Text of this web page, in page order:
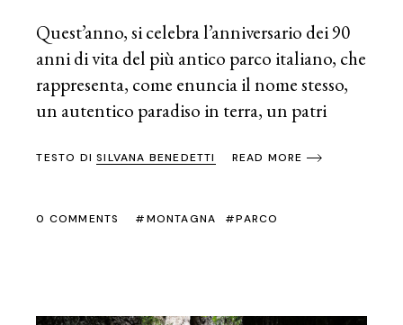
Quest’anno, si celebra l’anniversario dei 90
anni di vita del più antico parco italiano, che
rappresenta, come enuncia il nome stesso,
un autentico paradiso in terra, un patri
TESTO DISILVANA BENEDETTI READ MORE
0 COMMENTS MONTAGNA PARCO